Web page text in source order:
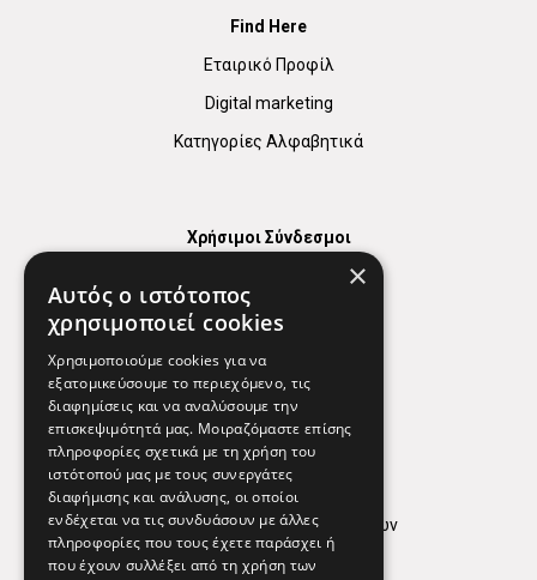
Find Here
Εταιρικό Προφίλ
Digital marketing
Κατηγορίες Αλφαβητικά
Χρήσιμοι Σύνδεσμοι
Χρήσιμα Τηλέφωνα
Εφημερεύοντα Φαρμακεία
Απόρρητο
Όροι Χρήσης
Πολιτική προστασίας δεδομένων
Findhere
×
Αυτός ο ιστότοπος
χρησιμοποιεί cookies
Χρησιμοποιούμε cookies για να
εξατομικεύσουμε το περιεχόμενο, τις
διαφημίσεις και να αναλύσουμε την
επισκεψιμότητά μας. Μοιραζόμαστε επίσης
πληροφορίες σχετικά με τη χρήση του
ιστότοπού μας με τους συνεργάτες
διαφήμισης και ανάλυσης, οι οποίοι
ενδέχεται να τις συνδυάσουν με άλλες
πληροφορίες που τους έχετε παράσχει ή
που έχουν συλλέξει από τη χρήση των